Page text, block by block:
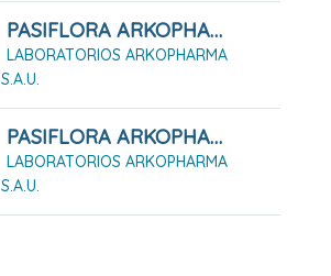
PASIFLORA ARKOPHARMA 45 CÁPSULAS DURAS
LABORATORIOS ARKOPHARMA
S.A.U.
PASIFLORA ARKOPHARMA 84 CÁPSULAS DURAS
LABORATORIOS ARKOPHARMA
S.A.U.